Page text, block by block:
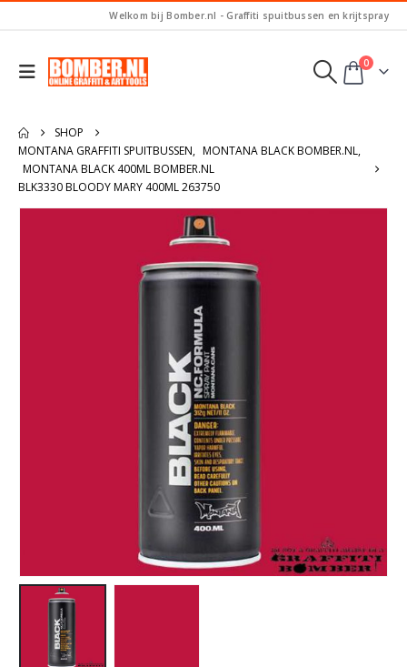
Welkom bij Bomber.nl - Graffiti spuitbussen en krijtspray
0
SHOP
MONTANA GRAFFITI SPUITBUSSEN, MONTANA BLACK BOMBER.NL,
MONTANA BLACK 400ML BOMBER.NL
BLK3330 BLOODY MARY 400ML 263750